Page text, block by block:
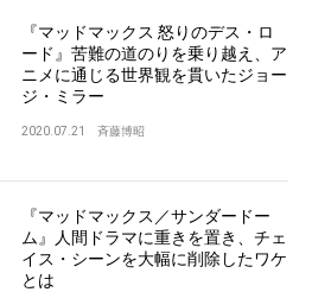
『マッドマックス 怒りのデス・ロ
ード』苦難の道のりを乗り越え、ア
ニメに通じる世界観を貫いたジョー
ジ・ミラー
2020.07.21 斉藤博昭
『マッドマックス／サンダードー
ム』人間ドラマに重きを置き、チェ
イス・シーンを大幅に削除したワケ
とは